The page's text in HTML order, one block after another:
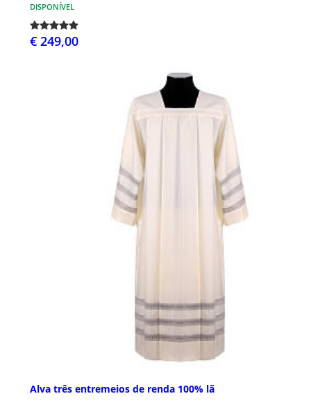
DISPONÍVEL
€ 249,00
Alva três entremeios de renda 100% lã